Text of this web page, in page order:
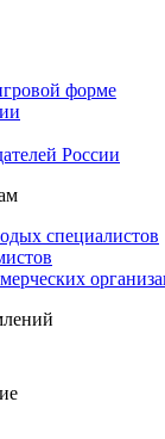
форме
России
специалистов